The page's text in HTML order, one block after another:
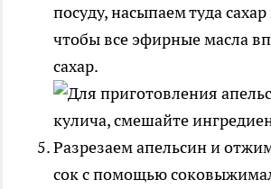
посуду, насыпаем туда
чтобы все эфирные масла
сахар.
Разрезаем апельсин и
сок с помощью